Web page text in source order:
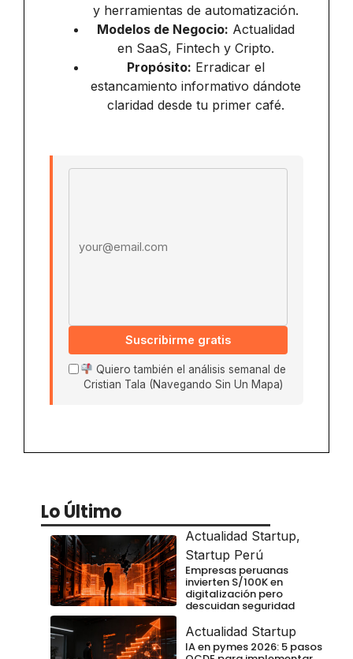
y herramientas de automatización.
Modelos de Negocio: Actualidad
en SaaS, Fintech y Cripto.
Propósito: Erradicar el
estancamiento informativo dándote
claridad desde tu primer café.
Suscribirme gratis
Quiero también el análisis semanal de
Cristian Tala (Navegando Sin Un Mapa)
Lo Último
Actualidad Startup,
Startup Perú
Empresas peruanas
invierten S/100K en
digitalización pero
descuidan seguridad
Actualidad Startup
IA en pymes 2026: 5 pasos